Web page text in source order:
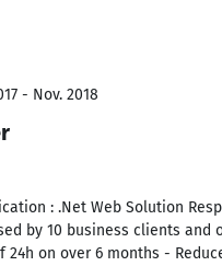
- Nov. 2018
: .Net Web Solution
by 10 business clients and
24h on over 6 months -